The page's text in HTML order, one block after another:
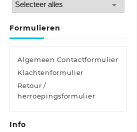
Formulieren
Algemeen Contactformulier
Klachtenformulier
Retour /
herroepingsformulier
Info